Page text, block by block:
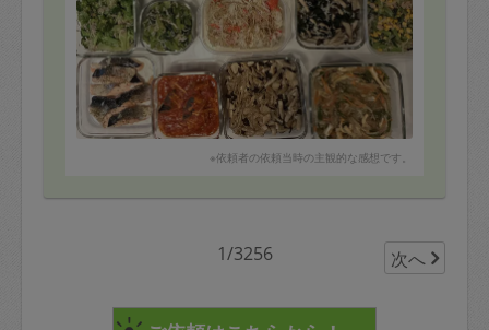
※依頼者の依頼当時の主観的な感想です。
1/3256 次へ